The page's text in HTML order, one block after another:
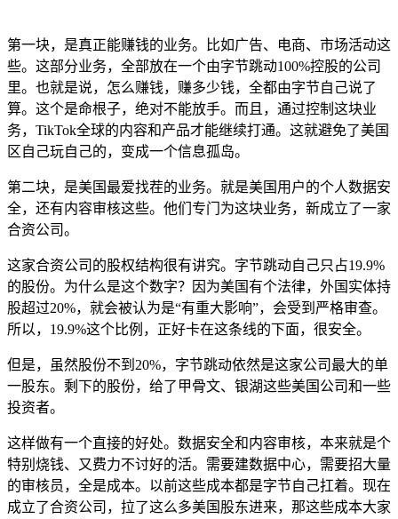
第一块，是真正能赚钱的业务。比如广告、电商、市场活动这
些。这部分业务，全部放在一个由字节跳动100%控股的公司
里。也就是说，怎么赚钱，赚多少钱，全都由字节自己说了
算。这个是命根子，绝对不能放手。而且，通过控制这块业
务，TikTok全球的内容和产品才能继续打通。这就避免了美国
区自己玩自己的，变成一个信息孤岛。
第二块，是美国最爱找茬的业务。就是美国用户的个人数据安
全，还有内容审核这些。他们专门为这块业务，新成立了一家
合资公司。
这家合资公司的股权结构很有讲究。字节跳动自己只占19.9%
的股份。为什么是这个数字？因为美国有个法律，外国实体持
股超过20%，就会被认为是“有重大影响”，会受到严格审查。
所以，19.9%这个比例，正好卡在这条线的下面，很安全。
但是，虽然股份不到20%，字节跳动依然是这家公司最大的单
一股东。剩下的股份，给了甲骨文、银湖这些美国公司和一些
投资者。
这样做有一个直接的好处。数据安全和内容审核，本来就是个
特别烧钱、又费力不讨好的活。需要建数据中心，需要招大量
的审核员，全是成本。以前这些成本都是字节自己扛着。现在
成立了合资公司，拉了这么多美国股东进来，那这些成本大家